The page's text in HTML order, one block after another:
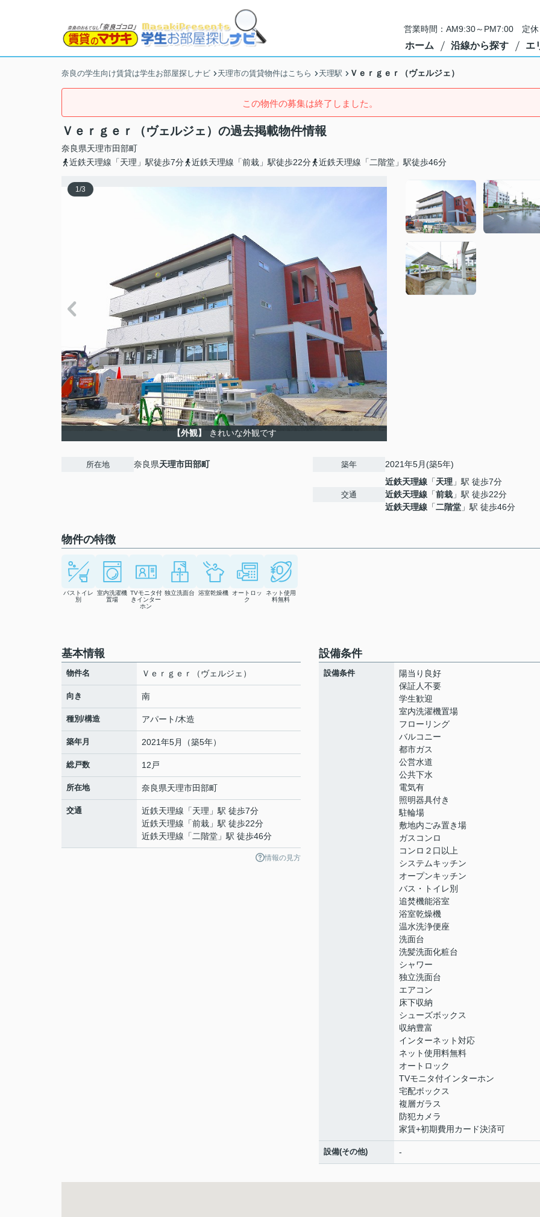
営業時間：AM9:30～PM7:00 定休
ホーム 沿線から探す エ
奈良の学生向け賃貸は学生お部屋探しナビ 天理市の賃貸物件はこちら 天理駅 Ｖｅｒｇｅｒ（ヴェルジェ）
この物件の募集は終了しました。
Ｖｅｒｇｅｒ（ヴェルジェ）の過去掲載物件情報
奈良県天理市田部町
近鉄天理線「天理」駅徒歩7分
近鉄天理線「前栽」駅徒歩22分 近鉄天理線「二階堂」駅徒歩46分
1/3
【外観】 きれいな外観です
所在地 奈良県天理市田部町 築年 2021年5月(築5年)
交通
近鉄天理線 「天理 」駅 徒歩7分
近鉄天理線 「前栽 」駅 徒歩22分
近鉄天理線 「二階堂 」駅 徒歩46分
物件の特徴
バストイレ
別
室内洗濯機
置場
TVモニタ付
きインター
ホン
独立洗面台 浴室乾燥機
オートロッ
ク
ネット使用
料無料
基本情報
物件名 Ｖｅｒｇｅｒ（ヴェルジェ）
向き 南
種別/構造 アパート/木造
築年月 2021年5月（築5年）
総戸数 12戸
所在地 奈良県天理市田部町
交通 近鉄天理線 「天理 」駅 徒歩7分
近鉄天理線 「前栽 」駅 徒歩22分
近鉄天理線 「 二階堂 」駅 徒歩46分
情報の見方
設備条件
設備条件
陽当り良好
保証人不要
学生歓迎
室内洗濯機置場
フローリング
バルコニー
都市ガス
公営水道
公共下水
電気有
照明器具付き
駐輪場
敷地内ごみ置き場
ガスコンロ
コンロ２口以上
システムキッチン
オープンキッチン
バス・トイレ別
追焚機能浴室
浴室乾燥機
温水洗浄便座
洗面台
洗髪洗面化粧台
シャワー
独立洗面台
エアコン
床下収納
シューズボックス
収納豊富
インターネット対応
ネット使用料無料
オートロック
TVモニタ付インターホン
宅配ボックス
複層ガラス
防犯カメラ
家賃+初期費用カード決済可
設備(その他) -